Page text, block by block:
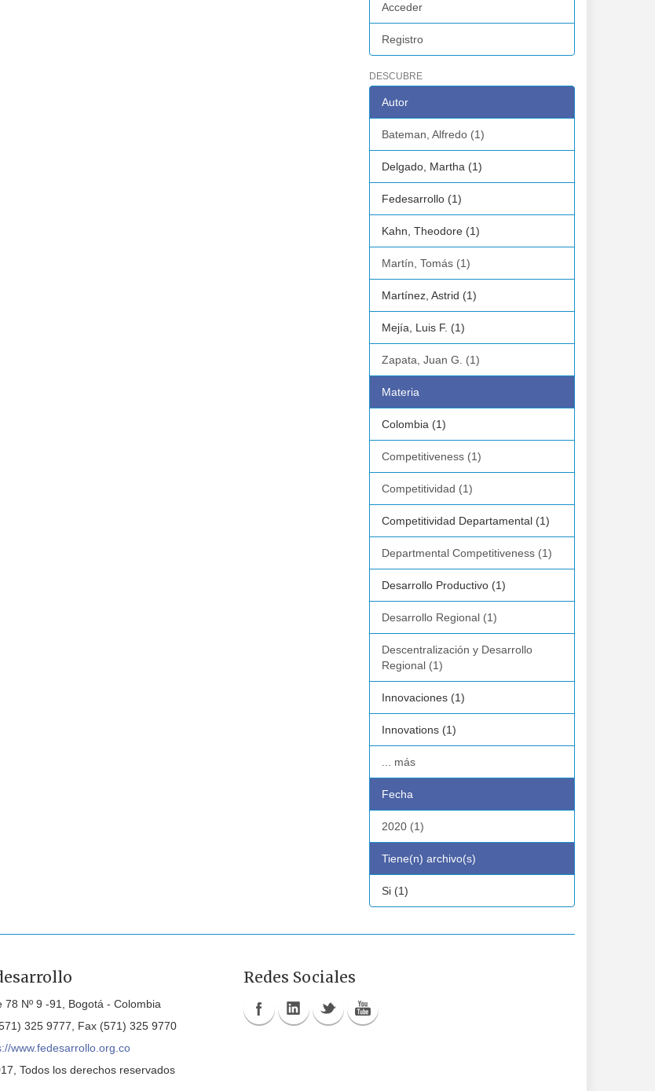
Acceder
Registro
DESCUBRE
Autor
Bateman, Alfredo (1)
Delgado, Martha (1)
Fedesarrollo (1)
Kahn, Theodore (1)
Martín, Tomás (1)
Martínez, Astrid (1)
Mejía, Luis F. (1)
Zapata, Juan G. (1)
Materia
Colombia (1)
Competitiveness (1)
Competitividad (1)
Competitividad Departamental (1)
Departmental Competitiveness (1)
Desarrollo Productivo (1)
Desarrollo Regional (1)
Descentralización y Desarrollo
Regional (1)
Innovaciones (1)
Innovations (1)
... más
Fecha
2020 (1)
Tiene(n) archivo(s)
Si (1)
78 Nº 9 -91, Bogotá - Colombia
325 9777, Fax (571) 325 9770
www.fedesarrollo.org.co
Todos los derechos reservados
Redes Sociales